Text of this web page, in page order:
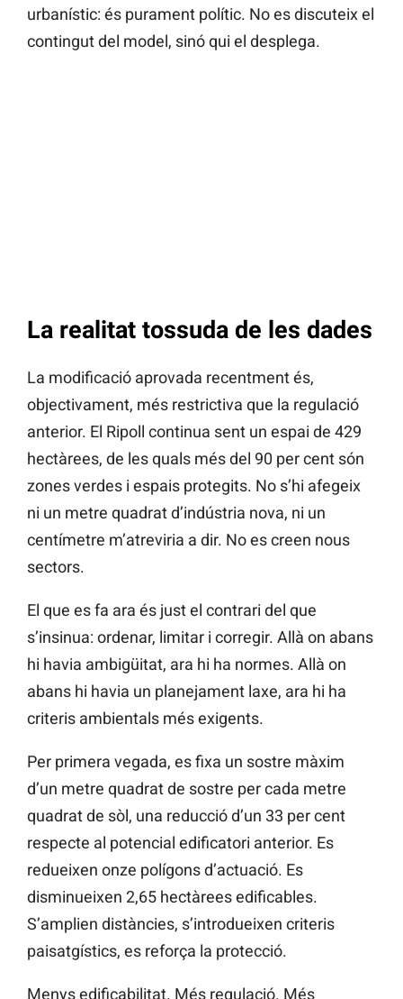
urbanístic: és purament polític. No es discuteix el
contingut del model, sinó qui el desplega.
La realitat tossuda de les dades
La modificació aprovada recentment és,
objectivament, més restrictiva que la regulació
anterior. El Ripoll continua sent un espai de 429
hectàrees, de les quals més del 90 per cent són
zones verdes i espais protegits. No s’hi afegeix
ni un metre quadrat d’indústria nova, ni un
centímetre m’atreviria a dir. No es creen nous
sectors.
El que es fa ara és just el contrari del que
s’insinua: ordenar, limitar i corregir. Allà on abans
hi havia ambigüitat, ara hi ha normes. Allà on
abans hi havia un planejament laxe, ara hi ha
criteris ambientals més exigents.
Per primera vegada, es fixa un sostre màxim
d’un metre quadrat de sostre per cada metre
quadrat de sòl, una reducció d’un 33 per cent
respecte al potencial edificatori anterior. Es
redueixen onze polígons d’actuació. Es
disminueixen 2,65 hectàrees edificables.
S’amplien distàncies, s’introdueixen criteris
paisatgístics, es reforça la protecció.
Menys edificabilitat. Més regulació. Més